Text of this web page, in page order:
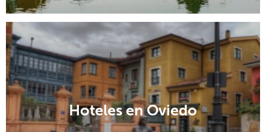
Hoteles en Oviedo